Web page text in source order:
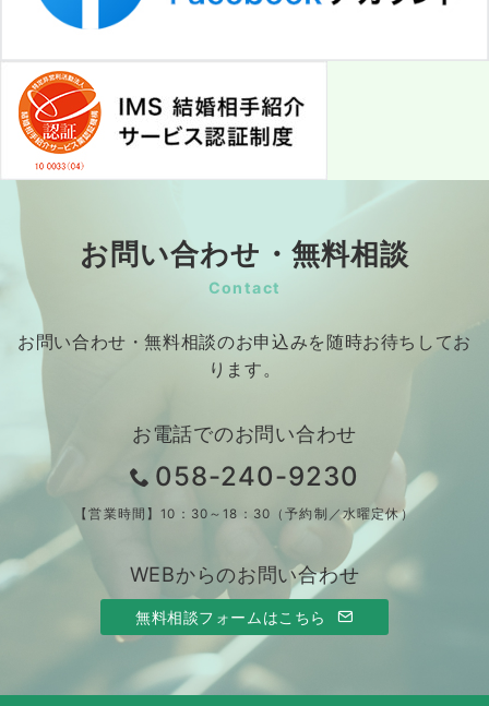
お問い合わせ・無料相談
Contact
お問い合わせ・無料相談のお申込みを随時お待ちしてお
ります。
お電話でのお問い合わせ
058-240-9230
【営業時間】10：30～18：30（予約制／水曜定休）
WEBからのお問い合わせ
無料相談フォームはこちら